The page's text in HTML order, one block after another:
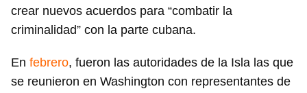
INICIAR SESIÓN
crear nuevos acuerdos para “combatir la
criminalidad” con la parte cubana.
En febrero, fueron las autoridades de la Isla las que
se reunieron en Washington con representantes de